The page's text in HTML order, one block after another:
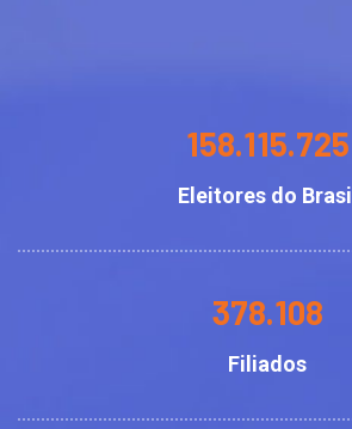
158.115.725
Eleitores do Brasil
378.108
Filiados